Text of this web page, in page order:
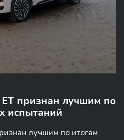
ET признан лучшим по
испытаний
лучшим по итогам